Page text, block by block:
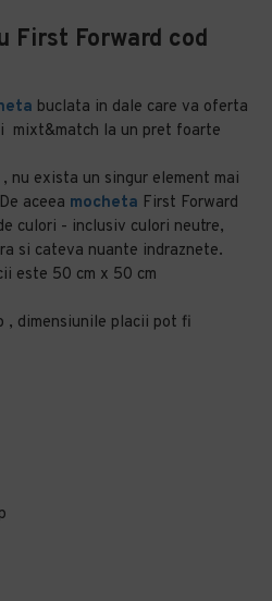
First Forward cod
buclata in dale care va oferta
mixt&match la un pret foarte
nu exista un singur element mai
aceea mocheta First Forward
culori - inclusiv culori neutre,
si cateva nuante indraznete.
este 50 cm x 50 cm
, dimensiunile placii pot fi